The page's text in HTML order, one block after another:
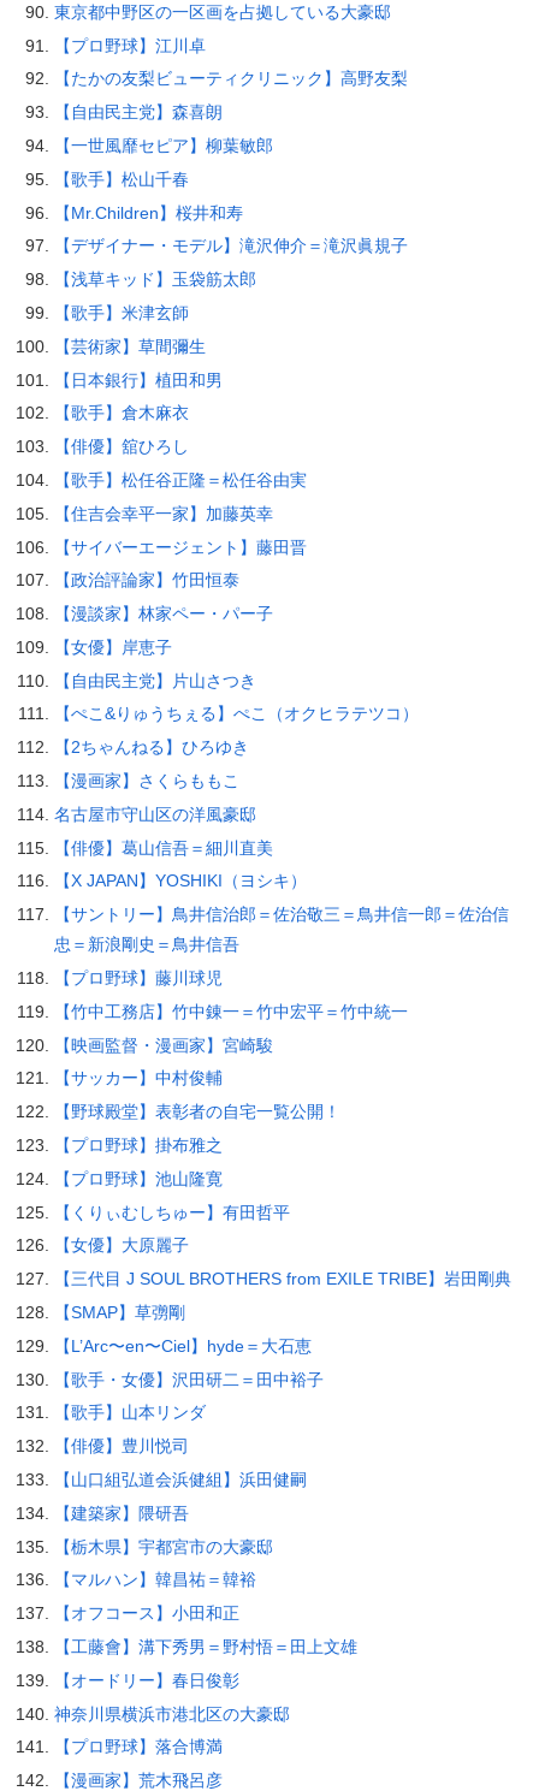
東京都中野区の一区画を占拠している大豪邸
【プロ野球】江川卓
【たかの友梨ビューティクリニック】高野友梨
【自由民主党】森喜朗
【一世風靡セピア】柳葉敏郎
【歌手】松山千春
【Mr.Children】桜井和寿
【デザイナー・モデル】滝沢伸介＝滝沢眞規子
【浅草キッド】玉袋筋太郎
【歌手】米津玄師
【芸術家】草間彌生
【日本銀行】植田和男
【歌手】倉木麻衣
【俳優】舘ひろし
【歌手】松任谷正隆＝松任谷由実
【住吉会幸平一家】加藤英幸
【サイバーエージェント】藤田晋
【政治評論家】竹田恒泰
【漫談家】林家ペー・パー子
【女優】岸恵子
【自由民主党】片山さつき
【ぺこ&りゅうちぇる】ぺこ（オクヒラテツコ）
【2ちゃんねる】ひろゆき
【漫画家】さくらももこ
名古屋市守山区の洋風豪邸
【俳優】葛山信吾＝細川直美
【X JAPAN】YOSHIKI（ヨシキ）
【サントリー】鳥井信治郎＝佐治敬三＝鳥井信一郎＝佐治信
忠＝新浪剛史＝鳥井信吾
【プロ野球】藤川球児
【竹中工務店】竹中錬一＝竹中宏平＝竹中統一
【映画監督・漫画家】宮崎駿
【サッカー】中村俊輔
【野球殿堂】表彰者の自宅一覧公開！
【プロ野球】掛布雅之
【プロ野球】池山隆寛
【くりぃむしちゅー】有田哲平
【女優】大原麗子
【三代目 J SOUL BROTHERS from EXILE TRIBE】岩田剛典
【SMAP】草彅剛
【L’Arc〜en〜Ciel】hyde＝大石恵
【歌手・女優】沢田研二＝田中裕子
【歌手】山本リンダ
【俳優】豊川悦司
【山口組弘道会浜健組】浜田健嗣
【建築家】隈研吾
【栃木県】宇都宮市の大豪邸
【マルハン】韓昌祐＝韓裕
【オフコース】小田和正
【工藤會】溝下秀男＝野村悟＝田上文雄
【オードリー】春日俊彰
神奈川県横浜市港北区の大豪邸
【プロ野球】落合博満
【漫画家】荒木飛呂彦